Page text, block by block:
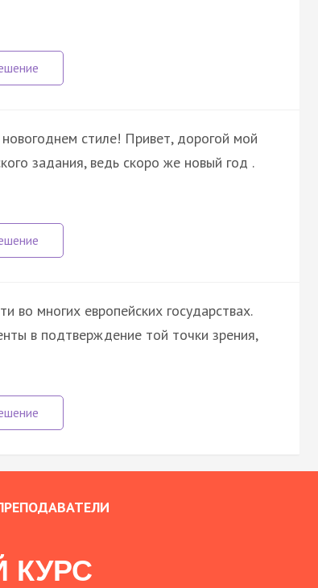
стиле! Привет, дорогой мой
задания, ведь скоро же новый год .
во многих европейских государствах.
в подтверждение той точки зрения,
КУРС